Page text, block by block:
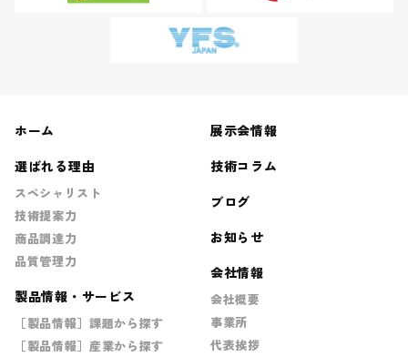
ホーム
選ばれる理由
スペシャリスト
技術提案力
商品調達力
品質管理力
製品情報・サービス
［製品情報］課題から探す
［製品情報］産業から探す
展示会情報
技術コラム
ブログ
お知らせ
会社情報
会社概要
事業所
代表挨拶